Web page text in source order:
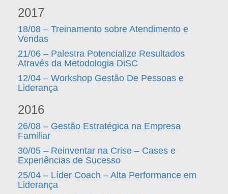
2017
18/08 – Treinamento sobre Atendimento e
Vendas
21/06 – Palestra Potencialize Resultados
Através da Metodologia DiSC
12/04 – Workshop Gestão De Pessoas e
Liderança
2016
26/08 – Gestão Estratégica na Empresa
Familiar
30/05 – Reinventar na Crise – Cases e
Experiências de Sucesso
25/04 – Líder Coach – Alta Performance em
Liderança